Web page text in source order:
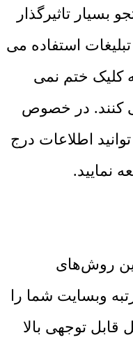
بسیار تاثیرگذار
استفاده می
کلیک ختم نمی
کنند. در خصوص
اطلاعات درج
نمایید.
روش‌های
وبسایت شما را
توجهی بالا